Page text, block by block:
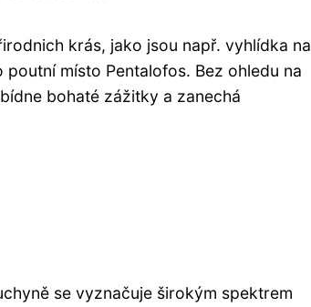
krás, jako jsou např. vyhlídka na
místo Pentalofos. Bez ohledu na
bohaté zážitky a zanechá
se vyznačuje širokým spektrem